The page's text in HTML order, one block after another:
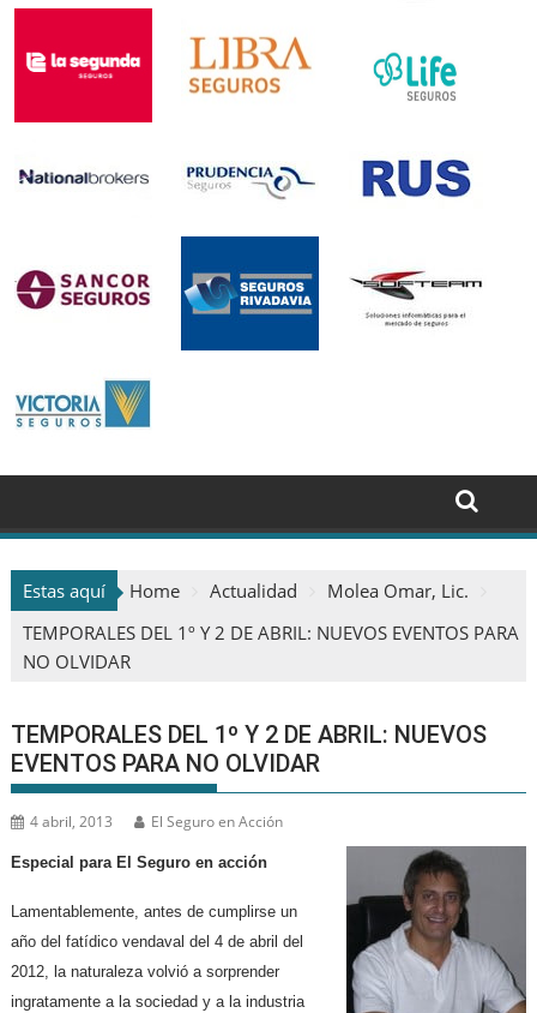
Estas aquí Home Actualidad
Molea Omar, Lic.
TEMPORALES DEL 1º Y 2 DE ABRIL: NUEVOS EVENTOS PARA
NO OLVIDAR
TEMPORALES DEL 1º Y 2 DE ABRIL: NUEVOS
EVENTOS PARA NO OLVIDAR
4 abril, 2013 El Seguro en Acción
Especial para El Seguro en acción
Lamentablemente, antes de cumplirse un
año del fatídico vendaval del 4 de abril del
2012, la naturaleza volvió a sorprender
ingratamente a la sociedad y a la industria